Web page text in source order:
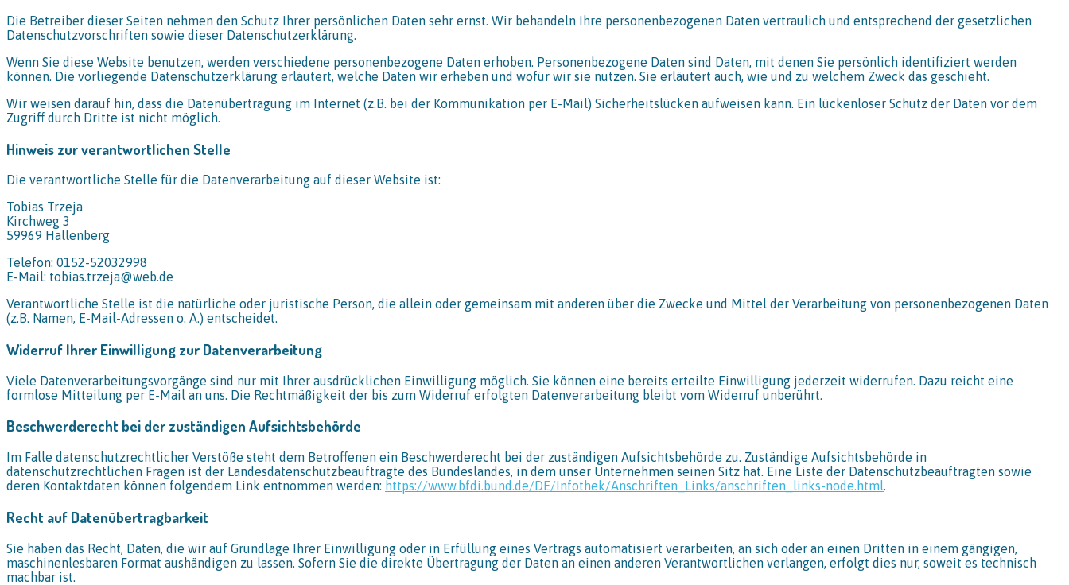
Die Betreiber dieser Seiten nehmen den Schutz Ihrer persönlichen Daten sehr ernst. Wir behandeln Ihre personenbezogenen Daten vertraulich und entsprechend der gesetzlichen
Datenschutzvorschriften sowie dieser Datenschutzerklärung.
Wenn Sie diese Website benutzen, werden verschiedene personenbezogene Daten erhoben. Personenbezogene Daten sind Daten, mit denen Sie persönlich identifiziert werden
können. Die vorliegende Datenschutzerklärung erläutert, welche Daten wir erheben und wofür wir sie nutzen. Sie erläutert auch, wie und zu welchem Zweck das geschieht.
Wir weisen darauf hin, dass die Datenübertragung im Internet (z.B. bei der Kommunikation per E-Mail) Sicherheitslücken aufweisen kann. Ein lückenloser Schutz der Daten vor dem
Zugriff durch Dritte ist nicht möglich.
Hinweis zur verantwortlichen Stelle
Die verantwortliche Stelle für die Datenverarbeitung auf dieser Website ist:
Tobias Trzeja
Kirchweg 3
59969 Hallenberg
Telefon: 0152-52032998
E-Mail: tobias.trzeja@web.de
Verantwortliche Stelle ist die natürliche oder juristische Person, die allein oder gemeinsam mit anderen über die Zwecke und Mittel der Verarbeitung von personenbezogenen Daten
(z.B. Namen, E-Mail-Adressen o. Ä.) entscheidet.
Widerruf Ihrer Einwilligung zur Datenverarbeitung
Viele Datenverarbeitungsvorgänge sind nur mit Ihrer ausdrücklichen Einwilligung möglich. Sie können eine bereits erteilte Einwilligung jederzeit widerrufen. Dazu reicht eine
formlose Mitteilung per E-Mail an uns. Die Rechtmäßigkeit der bis zum Widerruf erfolgten Datenverarbeitung bleibt vom Widerruf unberührt.
Beschwerderecht bei der zuständigen Aufsichtsbehörde
Im Falle datenschutzrechtlicher Verstöße steht dem Betroffenen ein Beschwerderecht bei der zuständigen Aufsichtsbehörde zu. Zuständige Aufsichtsbehörde in
datenschutzrechtlichen Fragen ist der Landesdatenschutzbeauftragte des Bundeslandes, in dem unser Unternehmen seinen Sitz hat. Eine Liste der Datenschutzbeauftragten sowie
deren Kontaktdaten können folgendem Link entnommen werden: https://www.bfdi.bund.de/DE/Infothek/Anschriften_Links/anschriften_links-node.html.
Recht auf Datenübertragbarkeit
Sie haben das Recht, Daten, die wir auf Grundlage Ihrer Einwilligung oder in Erfüllung eines Vertrags automatisiert verarbeiten, an sich oder an einen Dritten in einem gängigen,
maschinenlesbaren Format aushändigen zu lassen. Sofern Sie die direkte Übertragung der Daten an einen anderen Verantwortlichen verlangen, erfolgt dies nur, soweit es technisch
machbar ist.